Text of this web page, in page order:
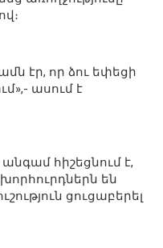
էր, որ ձու եփեցի
ասում է
հիշեցնում է,
են
ցուցաբերել